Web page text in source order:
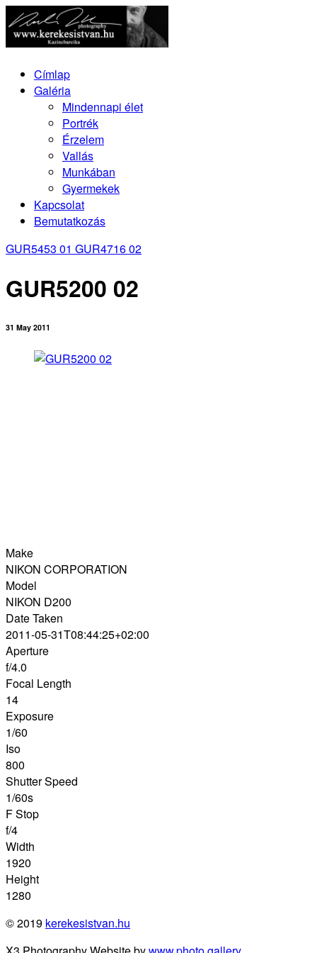
Címlap
Galéria
Mindennapi élet
Portrék
Érzelem
Vallás
Munkában
Gyermekek
Kapcsolat
Bemutatkozás
GUR5453 01 GUR4716 02
GUR5200 02
31 May 2011
Make
NIKON CORPORATION
Model
NIKON D200
Date Taken
2011-05-31T08:44:25+02:00
Aperture
f/4.0
Focal Length
14
Exposure
1/60
Iso
800
Shutter Speed
1/60s
F Stop
f/4
Width
1920
Height
1280
© 2019 kerekesistvan.hu